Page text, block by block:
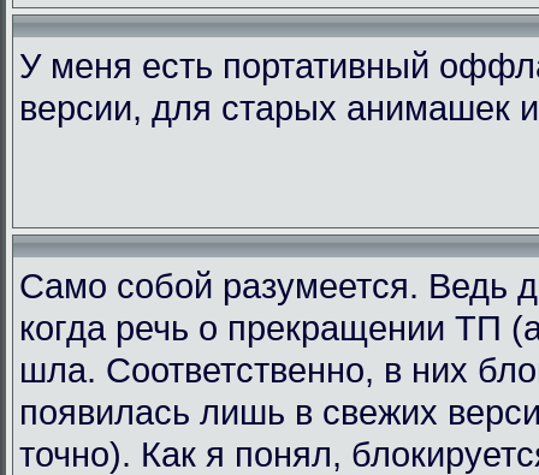
У меня есть портативный
версии, для старых анимашек
Само собой разумеется. Ведь
когда речь о прекращении ТП
шла. Соответственно, в них
появилась лишь в свежих
точно). Как я понял,